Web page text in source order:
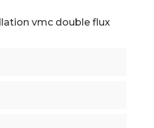
vmc double flux